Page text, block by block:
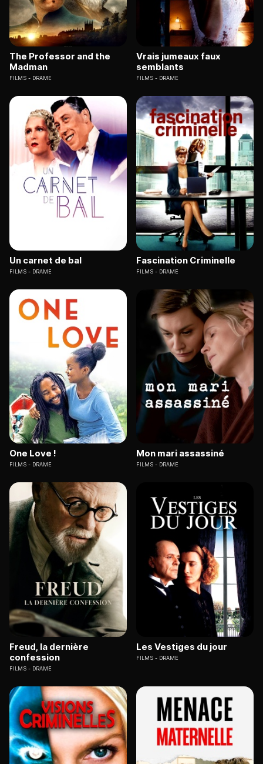
The Professor and the
Madman
FILMS DRAME
Vrais jumeaux faux
semblants
FILMS DRAME
Un carnet de bal
FILMS DRAME
Fascination Criminelle
FILMS DRAME
One Love !
FILMS DRAME
Mon mari assassiné
FILMS DRAME
Freud, la dernière
confession
FILMS DRAME
Les Vestiges du jour
FILMS DRAME